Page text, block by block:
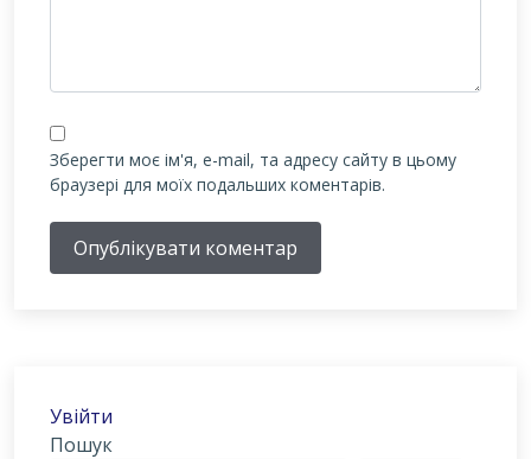
Зберегти моє ім'я, e-mail, та адресу сайту в цьому
браузері для моїх подальших коментарів.
Опублікувати коментар
Увійти
Пошук